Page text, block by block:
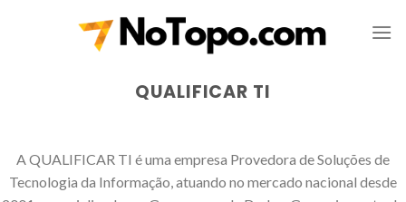
QUALIFICAR TI
A QUALIFICAR TI é uma empresa Provedora de Soluções de
Tecnologia da Informação, atuando no mercado nacional desde